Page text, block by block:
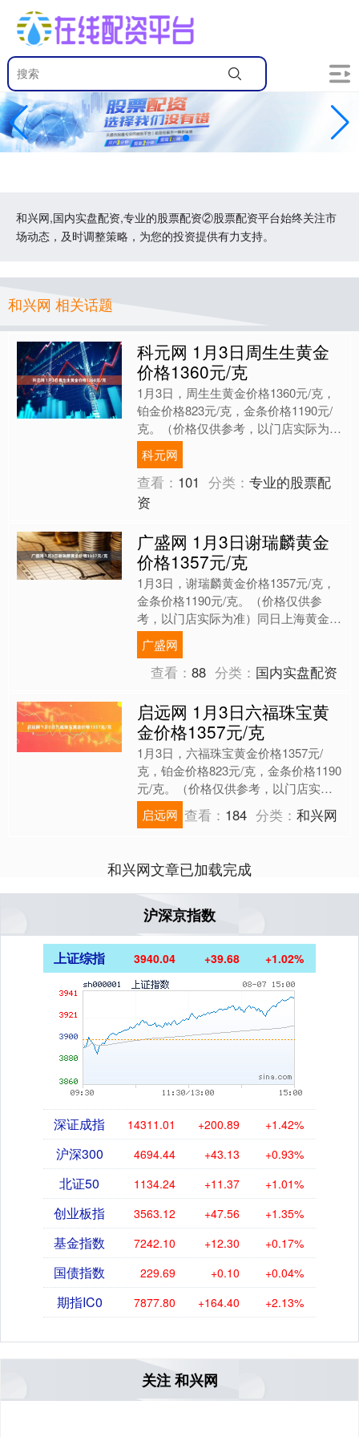
和兴网,国内实盘配资,专业的股票配资②股票配资平台始终关注市
场动态，及时调整策略，为您的投资提供有力支持。
和兴网 相关话题
科元网 1月3日周生生黄金
价格1360元/克
1月3日，周生生黄金价格1360元/克，
铂金价格823元/克，金条价格1190元/
克。（价格仅供参考，以门店实际为
准）同日上海黄金交易所现货黄金
AU9999最新....
科元网
查看： 101 分类：专业的股票配
资
广盛网 1月3日谢瑞麟黄金
价格1357元/克
1月3日，谢瑞麟黄金价格1357元/克，
金条价格1190元/克。（价格仅供参
考，以门店实际为准）同日上海黄金交
易所现货黄金AU9999最新价为974.9
元/克。....
广盛网
查看：88 分类： 国内实盘配资
启远网 1月3日六福珠宝黄
金价格1357元/克
1月3日，六福珠宝黄金价格1357元/
克，铂金价格823元/克，金条价格1190
元/克。（价格仅供参考，以门店实际
为准）同日上海黄金交易所现货黄金
AU9999最....
启远网 查看： 184 分类：和兴网
和兴网文章已加载完成
沪深京指数
上证综指 3940.04 +39.68 +1.02%
深证成指 14311.01 +200.89 +1.42%
沪深300 4694.44 +43.13 +0.93%
北证50 1134.24 +11.37 +1.01%
创业板指 3563.12 +47.56 +1.35%
基金指数 7242.10 +12.30 +0.17%
国债指数 229.69 +0.10 +0.04%
期指IC0 7877.80 +164.40 +2.13%
关注 和兴网